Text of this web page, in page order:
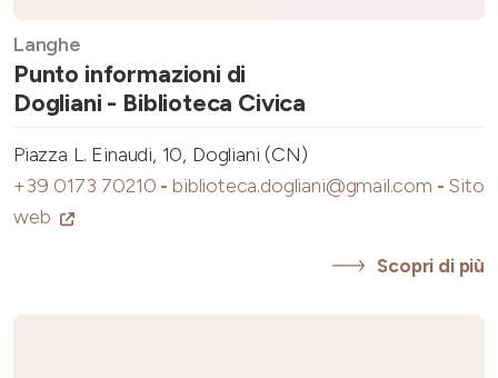
Langhe
Punto informazioni di
Dogliani - Biblioteca Civica
Piazza L. Einaudi, 10, Dogliani (CN)
+39 0173 70210 - biblioteca.dogliani@gmail.com - Sito
web
Scopri di più